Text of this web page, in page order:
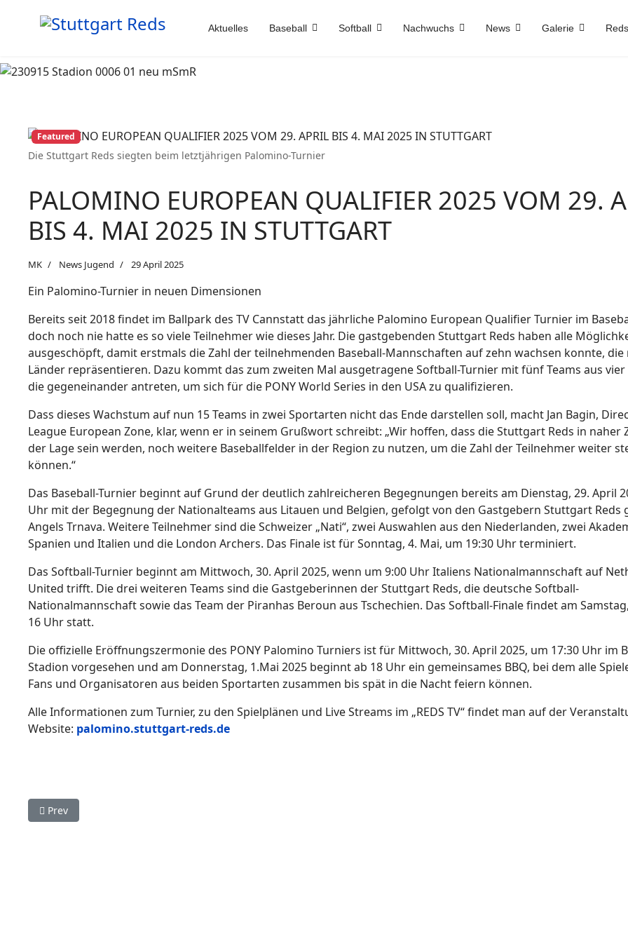
Aktuelles Baseball Softball Nachwuchs News Galerie
Die Stuttgart Reds siegten beim letztjährigen Palomino-Turnier
Featured
PALOMINO EUROPEAN QUALIFIER 2025 VOM 29.
BIS 4. MAI 2025 IN STUTTGART
MK News Jugend 29 April 2025
Ein Palomino-Turnier in neuen Dimensionen
Bereits seit 2018 findet im Ballpark des TV Cannstatt das jährliche Palomino European Qualifier Turnier im
doch noch nie hatte es so viele Teilnehmer wie dieses Jahr. Die gastgebenden Stuttgart Reds haben alle
ausgeschöpft, damit erstmals die Zahl der teilnehmenden Baseball-Mannschaften auf zehn wachsen konnte, die
Länder repräsentieren. Dazu kommt das zum zweiten Mal ausgetragene Softball-Turnier mit fünf Teams aus vier
die gegeneinander antreten, um sich für die PONY World Series in den USA zu qualifizieren.
Dass dieses Wachstum auf nun 15 Teams in zwei Sportarten nicht das Ende darstellen soll, macht Jan Bagin,
League European Zone, klar, wenn er in seinem Grußwort schreibt: „Wir hoffen, dass die Stuttgart Reds in naher
der Lage sein werden, noch weitere Baseballfelder in der Region zu nutzen, um die Zahl der Teilnehmer weiter
können.“
Das Baseball-Turnier beginnt auf Grund der deutlich zahlreicheren Begegnungen bereits am Dienstag, 29. April
Uhr mit der Begegnung der Nationalteams aus Litauen und Belgien, gefolgt von den Gastgebern Stuttgart Reds
Angels Trnava. Weitere Teilnehmer sind die Schweizer „Nati“, zwei Auswahlen aus den Niederlanden, zwei
Spanien und Italien und die London Archers. Das Finale ist für Sonntag, 4. Mai, um 19:30 Uhr terminiert.
Das Softball-Turnier beginnt am Mittwoch, 30. April 2025, wenn um 9:00 Uhr Italiens Nationalmannschaft auf
United trifft. Die drei weiteren Teams sind die Gastgeberinnen der Stuttgart Reds, die deutsche Softball-
Nationalmannschaft sowie das Team der Piranhas Beroun aus Tschechien. Das Softball-Finale findet am
16 Uhr statt.
Die offizielle Eröffnungszermonie des PONY Palomino Turniers ist für Mittwoch, 30. April 2025, um 17:30 Uhr im
Stadion vorgesehen und am Donnerstag, 1.Mai 2025 beginnt ab 18 Uhr ein gemeinsames BBQ, bei dem alle
Fans und Organisatoren aus beiden Sportarten zusammen bis spät in die Nacht feiern können.
Alle Informationen zum Turnier, zu den Spielplänen und Live Streams im „REDS TV“ findet man auf der
Website: palomino.stuttgart-reds.de
Previous article: Baseball und Softball-Jugendturnier: Großer Sport beim Palomino-Turnier - trotz Unwetter
Prev